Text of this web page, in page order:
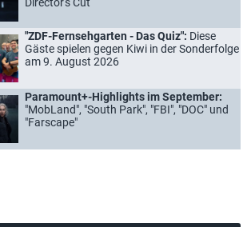
"ZDF-Fernsehgarten - Das Quiz": Diese
Gäste spielen gegen Kiwi in der Sonderfolge
am 9. August 2026
Paramount+-Highlights im September:
"MobLand", "South Park", "FBI", "DOC" und
"Farscape"